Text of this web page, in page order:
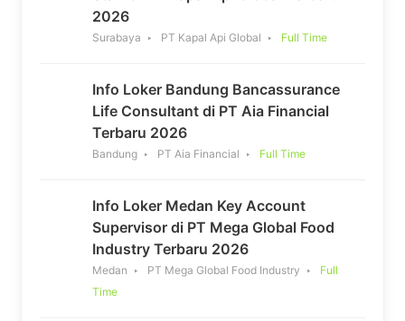
2026
Surabaya PT Kapal Api Global Full Time
Info Loker Bandung Bancassurance
Life Consultant di PT Aia Financial
Terbaru 2026
Bandung PT Aia Financial Full Time
Info Loker Medan Key Account
Supervisor di PT Mega Global Food
Industry Terbaru 2026
Medan PT Mega Global Food Industry
Full
Time